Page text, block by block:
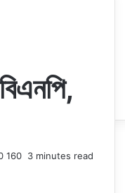
160 3 minutes read